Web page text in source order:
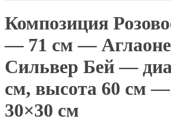
Композиция
— 71 см —
Сильвер Бей —
см, высота 60 см
30×30 см